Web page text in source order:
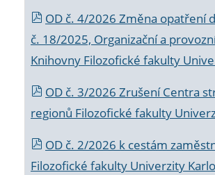
OD č. 4/2026 Změna opatření
č. 18/2025, Organizační a
Knihovny Filozofické fakulty
OD č. 3/2026 Zrušení Centra
regionů Filozofické fakulty
OD č. 2/2026 k cestám
Filozofické fakulty Univerzity